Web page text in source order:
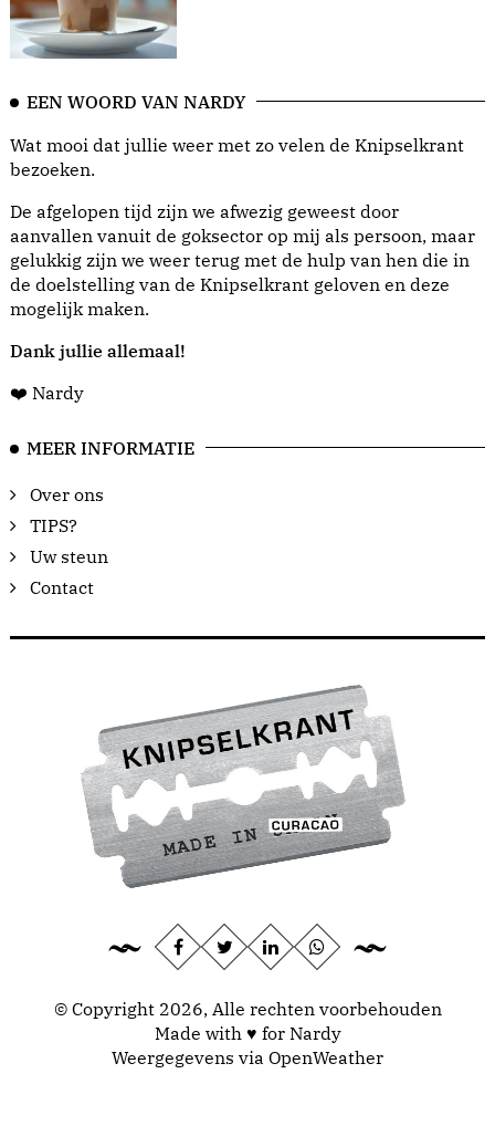
EEN WOORD VAN NARDY
Wat mooi dat jullie weer met zo velen de Knipselkrant
bezoeken.
De afgelopen tijd zijn we afwezig geweest door
aanvallen vanuit de goksector op mij als persoon, maar
gelukkig zijn we weer terug met de hulp van hen die in
de doelstelling van de Knipselkrant geloven en deze
mogelijk maken.
Dank jullie allemaal!
❤️ Nardy
MEER INFORMATIE
Over ons
TIPS?
Uw steun
Contact
© Copyright 2026, Alle rechten voorbehouden
Made with ♥ for Nardy
Weergegevens via OpenWeather